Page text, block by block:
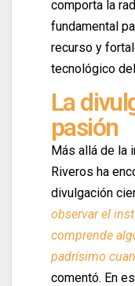
comporta la
fundamental
recurso y
tecnológico
La
pasión
Más allá de la
Riveros ha
divulgación
observar el
comprende
padrísimo
comentó. En